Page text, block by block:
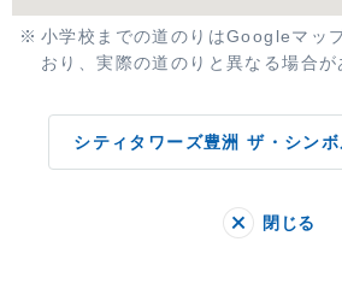
小学校までの道のりはGoogleマッ
おり、実際の道のりと異なる場合が
シティタワーズ豊洲 ザ・シン
閉じる